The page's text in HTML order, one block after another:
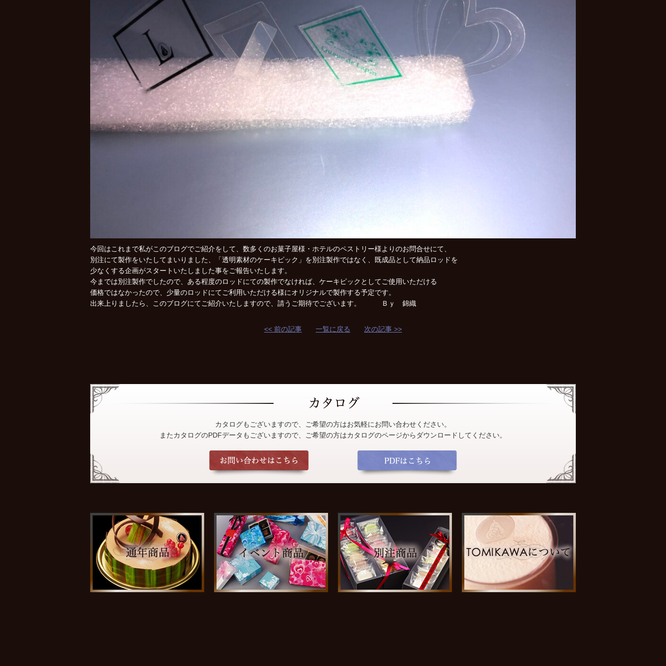
今回はこれまで私がこのブログでご紹介をして、数多くのお菓子屋様・ホテルのペストリー様よりのお問合せにて、
別注にて製作をいたしてまいりました、「透明素材のケーキピック」を別注製作ではなく、既成品として納品ロッドを
少なくする企画がスタートいたしました事をご報告いたします。
今までは別注製作でしたので、ある程度のロッドにての製作でなければ、ケーキピックとしてご使用いただける
価格ではなかったので、少量のロッドにてご利用いただける様にオリジナルで製作する予定です。
出来上りましたら、このブログにてご紹介いたしますので、請うご期待でございます。 Ｂｙ 錦織
<< 前の記事 一覧に戻る 次の記事 >>
カタログもございますので、ご希望の方はお気軽にお問い合わせください。
またカタログのPDFデータもございますので、ご希望の方はカタログのページからダウンロードしてください。